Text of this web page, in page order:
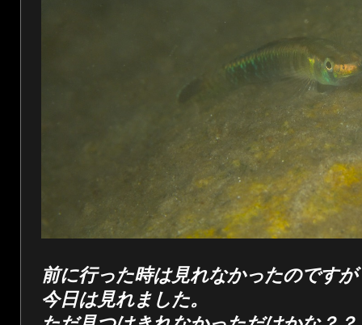
前に行った時は見れなかったのですが
今日は見れました。